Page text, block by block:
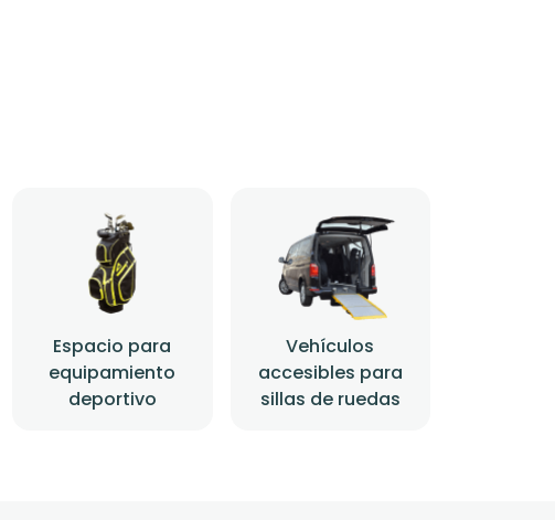
Espacio para
equipamiento
deportivo
Vehículos
accesibles para
sillas de ruedas